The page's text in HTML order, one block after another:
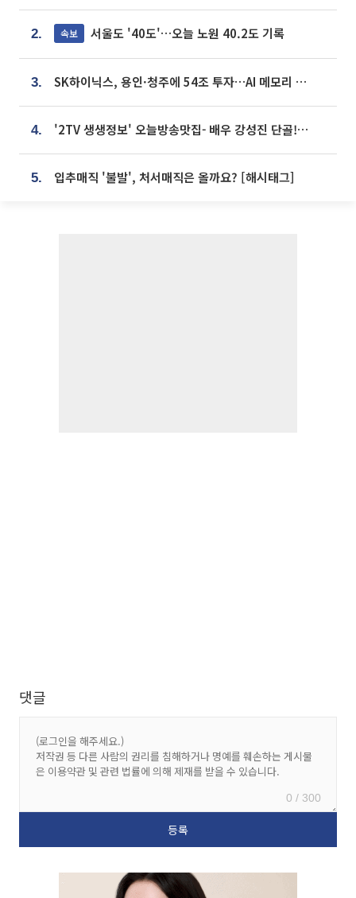
2. 속보 서울도 '40도'…오늘 노원 40.2도 기록
3. SK하이닉스, 용인·청주에 54조 투자…AI 메모리 생산기지 키운다
4. '2TV 생생정보' 오늘방송맛집- 배우 강성진 단골! 쌀국수ㆍ푸팟퐁 커리 맛집 '블○○○'
5. 입추매직 '불발', 처서매직은 올까요? [해시태그]
댓글
0 / 300